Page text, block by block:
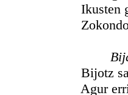
Ikusten
Zokondo
Bijotz
Agur